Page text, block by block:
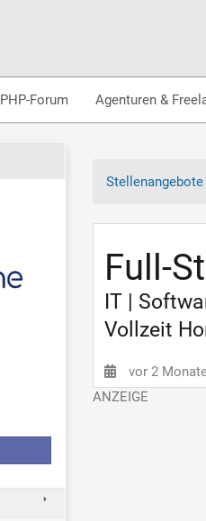
PHP-Forum Agenturen &
Stellenangebote
Full-
IT |
Vollzeit
vor 2